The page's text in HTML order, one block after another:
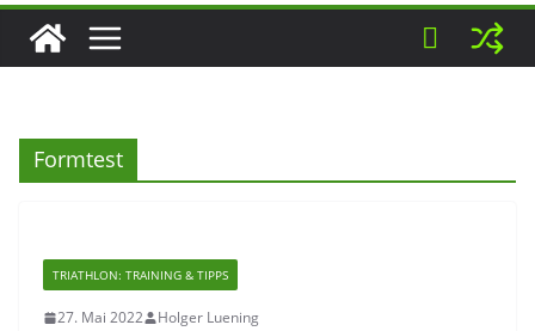
Formtest
TRIATHLON: TRAINING & TIPPS
27. Mai 2022 Holger Luening